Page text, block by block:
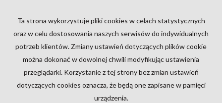
Mieszkaniana sprzedaż
Domy
na sprzedaż
Lokalena sprzedaż
Hale na sprzedaż
Ta strona wykorzystuje pliki cookies w celach statystycznych
oraz w celu dostosowania naszych serwisów do indywidualnych
potrzeb klientów. Zmiany ustawień dotyczących plików cookie
można dokonać w dowolnej chwili modyfikując ustawienia
przeglądarki. Korzystanie z tej strony bez zmian ustawień
dotyczących cookies oznacza, że będą one zapisane w pamięci
urządzenia.